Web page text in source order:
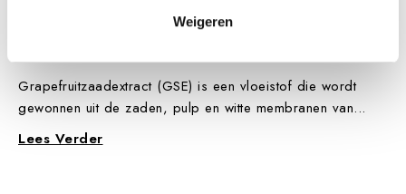
Weigeren
Geplaatst op:
Grapefruitzaadextract (GSE) is een vloeistof die wordt
gewonnen uit de zaden, pulp en witte membranen van...
Lees Verder